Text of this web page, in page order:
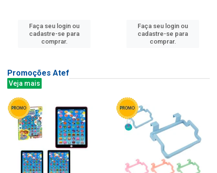
Faça seu login ou
cadastre-se para
comprar.
Faça seu login ou
cadastre-se para
comprar.
Promoções Atef
Veja mais